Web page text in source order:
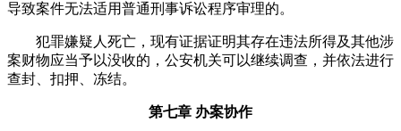
导致案件无法适用普通刑事诉讼程序审理的。
犯罪嫌疑人死亡，现有证据证明其存在违法所得及其他涉
案财物应当予以没收的，公安机关可以继续调查，并依法进行
查封、扣押、冻结。
第七章 办案协作